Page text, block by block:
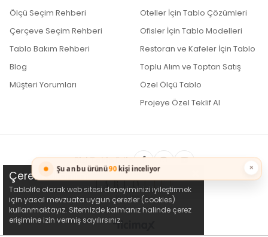
Ölçü Seçim Rehberi
Çerçeve Seçim Rehberi
Tablo Bakım Rehberi
Blog
Müşteri Yorumları
Oteller İçin Tablo Çözümleri
Ofisler İçin Tablo Modelleri
Restoran ve Kafeler İçin Tablo
Toplu Alım ve Toptan Satış
Özel Ölçü Tablo
Projeye Özel Teklif Al
Bizi Takip Edin
Çerez Kullanımı
Tablolife olarak web sitesi deneyiminizi iyileştirmek
için yasal mevzuata uygun çerezler (cookies)
kullanmaktayız. Sitemizde kalmanız halinde çerez
erişimine izin vermiş sayılırsınız.
×
Şu an bu ürünü90 kişi inceliyor